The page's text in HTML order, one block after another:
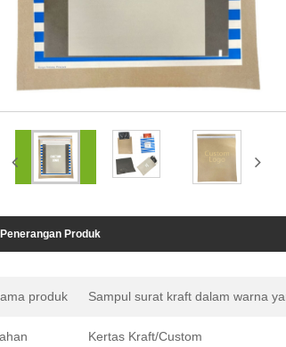
Penerangan Produk
produk Sampul surat kraft dalam warna
Kertas Kraft/Custom